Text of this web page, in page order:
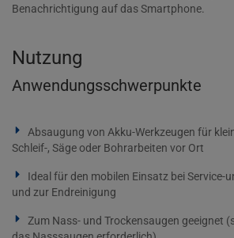
Benachrichtigung auf das Smartphone.
Nutzung
Anwendungsschwerpunkte
Absaugung von Akku-Werkzeugen für
Schleif-, Säge oder Bohrarbeiten vor Ort
Ideal für den mobilen Einsatz bei Service-
und zur Endreinigung
Zum Nass- und Trockensaugen geeignet